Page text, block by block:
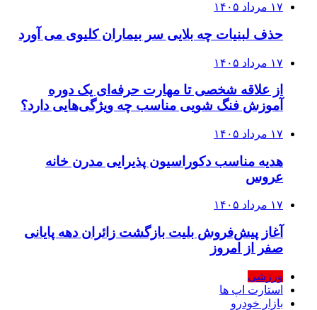
۱۷ مرداد ۱۴۰۵
حذف لبنیات چه بلایی سر بیماران کلیوی می آورد
۱۷ مرداد ۱۴۰۵
از علاقه شخصی تا مهارت حرفه‌ای یک دوره
آموزش فنگ شویی مناسب چه ویژگی‌هایی دارد؟
۱۷ مرداد ۱۴۰۵
هدیه مناسب دکوراسیون پذیرایی مدرن خانه
عروس
۱۷ مرداد ۱۴۰۵
آغاز پیش‌فروش بلیت بازگشت زائران دهه پایانی
صفر از امروز
ورزشی
استارت اپ ها
بازار خودرو